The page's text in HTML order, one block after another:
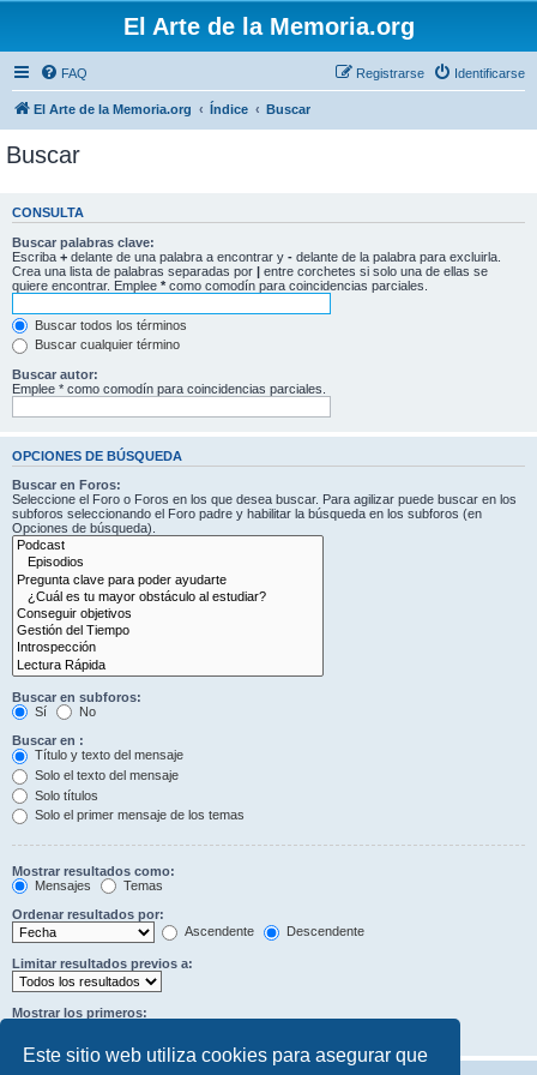
Este sitio web utiliza cookies para asegurar que
El Arte de la Memoria.org
FAQ Identificarse
Registrarse
El Arte de la Memoria.org Índice Buscar
Buscar
CONSULTA
Buscar palabras clave:
Escriba + delante de una palabra a encontrar y - delante de la palabra para excluirla.
Crea una lista de palabras separadas por | entre corchetes si solo una de ellas se
quiere encontrar. Emplee * como comodín para coincidencias parciales.
Buscar todos los términos
Buscar cualquier término
Buscar autor:
Emplee * como comodín para coincidencias parciales.
OPCIONES DE BÚSQUEDA
Buscar en Foros:
Seleccione el Foro o Foros en los que desea buscar. Para agilizar puede buscar en los
subforos seleccionando el Foro padre y habilitar la búsqueda en los subforos (en
Opciones de búsqueda).
Buscar en subforos:
Sí
No
Buscar en :
Título y texto del mensaje
Solo el texto del mensaje
Solo títulos
Solo el primer mensaje de los temas
Mostrar resultados como:
Mensajes
Temas
Ordenar resultados por:
Ascendente
Descendente
Limitar resultados previos a:
Mostrar los primeros: